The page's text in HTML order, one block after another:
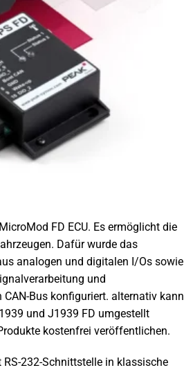
FD ECU. Es ermöglicht die
Dafür wurde das
analogen und digitalen I/Os sowie
und
Bus konfiguriert. alternativ kann
und J1939 FD umgestellt
kostenfrei veröffentlichen.
RS-232-Schnittstelle in klassische